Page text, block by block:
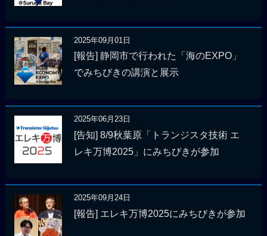
2025年09月01日
[報告] 静岡市で行われた「海のEXPO」
でみちびきの講演と展示
2025年06月23日
[告知] 8/9秋葉原「トランジスタ技術 エ
レキ万博2025」にみちびきが参加
2025年09月24日
[報告] エレキ万博2025にみちびきが参加